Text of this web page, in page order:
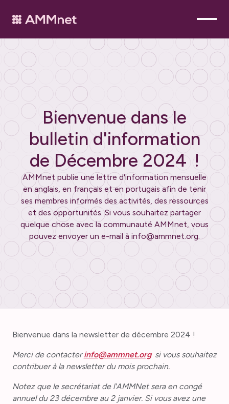
Bienvenue dans le
bulletin d'information
de Décembre 2024 !
AMMnet publie une lettre d'information mensuelle
en anglais, en français et en portugais afin de tenir
ses membres informés des activités, des ressources
et des opportunités. Si vous souhaitez partager
quelque chose avec la communauté AMMnet, vous
pouvez envoyer un e-mail à info@ammnet.org.
Bienvenue dans la newsletter de décembre 2024 !
Merci de contacterinfo@ammnet.org si vous souhaitez
contribuer à la newsletter du mois prochain.
Notez que le secrétariat de l'AMMNet sera en congé
annuel du 23 décembre au 2 janvier. Si vous avez une